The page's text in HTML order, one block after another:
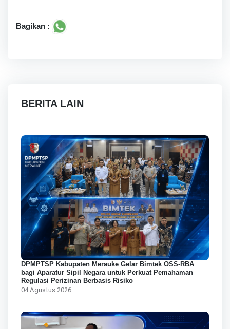
Bagikan :
BERITA LAIN
DPMPTSP Kabupaten Merauke Gelar Bimtek OSS-RBA
bagi Aparatur Sipil Negara untuk Perkuat Pemahaman
Regulasi Perizinan Berbasis Risiko
04 Agustus 2026